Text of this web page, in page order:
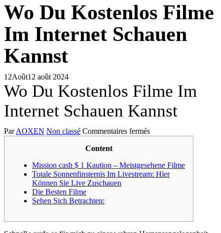
Wo Du Kostenlos Filme
Im Internet Schauen
Kannst
12Août12 août 2024
Wo Du Kostenlos Filme Im
Internet Schauen Kannst
Par AOXEN Non classé Commentaires ferméssur
Filme
Im
Content
Mission cash $ 1 Kaution – Meistgesehene Filme
Totale Sonnenfinsternis Im Livestream: Hier
Können Sie Live Zuschauen
Die Besten Filme
Sehen Sich Betrachten: